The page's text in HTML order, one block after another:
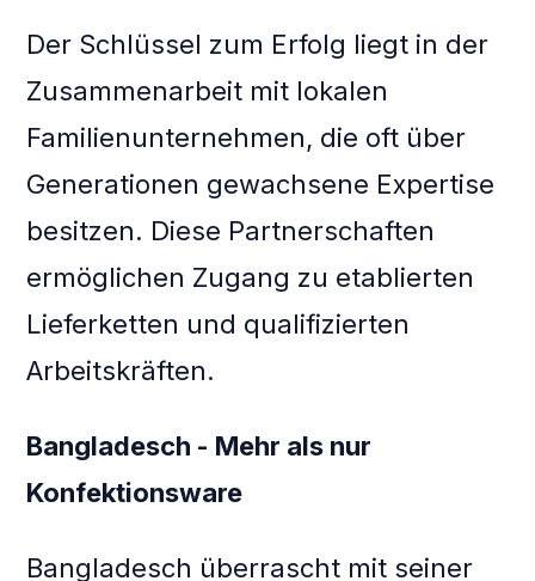
Der Schlüssel zum Erfolg liegt in der
Zusammenarbeit mit lokalen
Familienunternehmen, die oft über
Generationen gewachsene Expertise
besitzen. Diese Partnerschaften
ermöglichen Zugang zu etablierten
Lieferketten und qualifizierten
Arbeitskräften.
Bangladesch - Mehr als nur
Konfektionsware
Bangladesch überrascht mit seiner